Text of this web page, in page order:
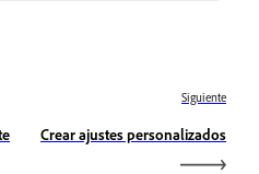
Siguiente
Crear ajustes personalizados